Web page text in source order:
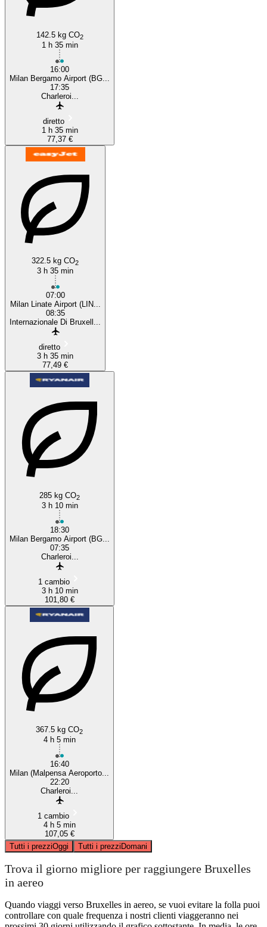
142.5 kg CO2
1 h 35 min
16:00
Milan Bergamo Airport (BG...
17:35
Charleroi...
diretto
1 h 35 min
77,37 €
322.5 kg CO2
3 h 35 min
07:00
Milan Linate Airport (LIN...
08:35
Internazionale Di Bruxell...
diretto
3 h 35 min
77,49 €
285 kg CO2
3 h 10 min
18:30
Milan Bergamo Airport (BG...
07:35
Charleroi...
1 cambio
3 h 10 min
101,80 €
367.5 kg CO2
4 h 5 min
16:40
Milan (Malpensa Aeroporto...
22:20
Charleroi...
1 cambio
4 h 5 min
107,05 €
Tutti i prezziOggi Tutti i prezziDomani
Trova il giorno migliore per raggiungere Bruxelles
in aereo
Quando viaggi verso Bruxelles in aereo, se vuoi evitare la folla puoi
controllare con quale frequenza i nostri clienti viaggeranno nei